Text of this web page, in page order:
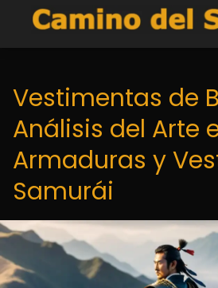
Vestimentas de
Análisis del Arte
Armaduras y
Samurái